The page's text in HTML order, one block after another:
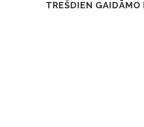
TREŠDIEN GAIDĀMO